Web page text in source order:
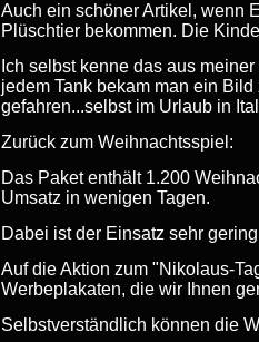
Auch ein schöner Artikel, wenn
Plüschtier bekommen. Die
Ich selbst kenne das aus
jedem Tank bekam man ein
gefahren...selbst im Urlaub in
Zurück zum Weihnachtsspiel:
Das Paket enthält 1.200
Umsatz in wenigen Tagen.
Dabei ist der Einsatz sehr
Auf die Aktion zum "Nikolaus-
Werbeplakaten, die wir Ihnen
Selbstverständlich können die